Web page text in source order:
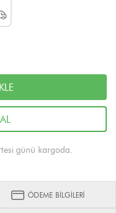
günü kargoda.
ÖDEME BİLGİLERİ